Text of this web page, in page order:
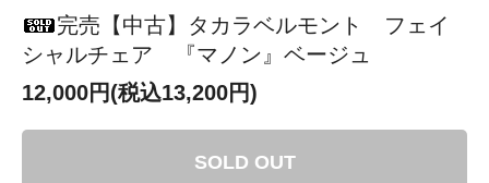
完売【中古】タカラベルモント フェイ
シャルチェア 『マノン』ベージュ
12,000円(税込13,200円)
SOLD OUT